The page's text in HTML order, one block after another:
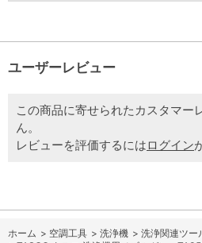
ユーザーレビュー
この商品に寄せられたカスタマー
ん。
レビューを評価するにはログイン
ホーム > 空調工具 > 洗浄機 > 洗浄関連ツー